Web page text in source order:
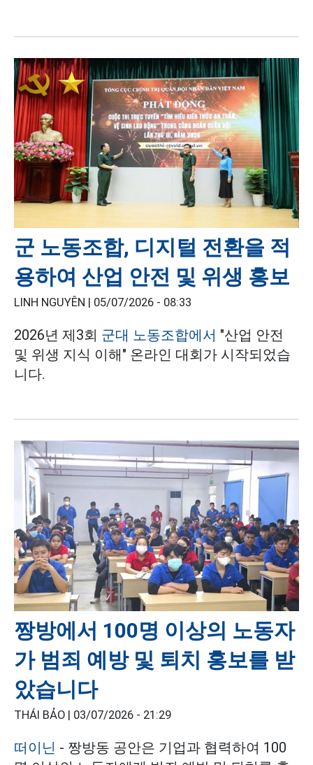
군 노동조합, 디지털 전환을 적
용하여 산업 안전 및 위생 홍보
LINH NGUYÊN | 05/07/2026 - 08:33
2026년 제3회 군대 노동조합에서 "산업 안전
및 위생 지식 이해" 온라인 대회가 시작되었습
니다.
짱방에서 100명 이상의 노동자
가 범죄 예방 및 퇴치 홍보를 받
았습니다
THÁI BẢO | 03/07/2026 - 21:29
떠이닌 - 짱방동 공안은 기업과 협력하여 100